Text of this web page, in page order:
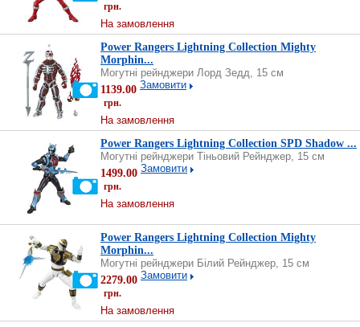
грн.
На замовлення
Power Rangers Lightning Collection Mighty
Morphin...
Могутні рейнджери Лорд Зедд, 15 см
1139.00
грн.
Замовити
На замовлення
Power Rangers Lightning Collection SPD Shadow ...
Могутні рейнджери Тіньовий Рейнджер, 15 см
1499.00
грн.
Замовити
На замовлення
Power Rangers Lightning Collection Mighty
Morphin...
Могутні рейнджери Білий Рейнджер, 15 см
2279.00
грн.
Замовити
На замовлення